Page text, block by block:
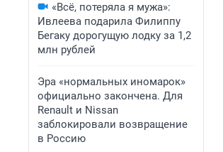
«Всё, потеряла я мужа»:
Ивлеева подарила Филиппу
Бегаку дорогущую лодку за 1,2
млн рублей
Эра «нормальных иномарок»
официально закончена. Для
Renault и Nissan
заблокировали возвращение
в Россию